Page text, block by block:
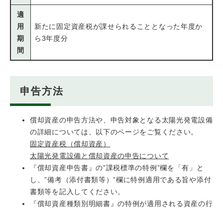
適
用
期
間
新たに​固定資産税が課せられることとなった年度か
ら3年度分
申告方法
償却資産の申告方法や、申告対象となる太陽光発電設備
の詳細については、以下のページをご覧ください。
固定資産税（償却資産）
太陽光発電設備と償却資産の申告について
『償却資産申告書』の”課税標準の特例”欄を「有」と
し、”備考（添付書類等）”欄に特例適用である旨や添付
書類等を記入してください。
『償却資産種類別明細書』の特例が適用される資産の行